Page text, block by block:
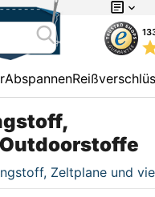
Abspannen
Zeltplane und